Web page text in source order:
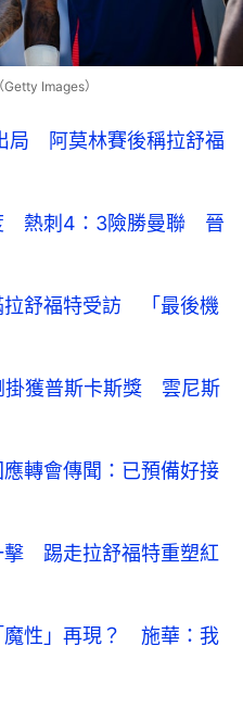
Images）
局 阿莫林賽後稱拉舒福
熱刺4：3險勝曼聯 晉
拉舒福特受訪 「最後機
掛獲普斯卡斯獎 雲尼斯
轉會傳聞：已預備好接
擊 踢走拉舒福特重塑紅
魔性」再現？ 施華：我